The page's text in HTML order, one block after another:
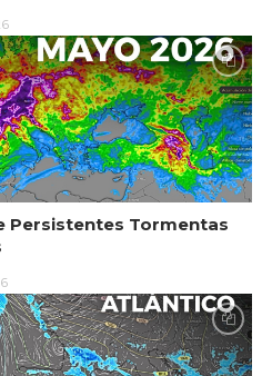
Persistentes Tormentas